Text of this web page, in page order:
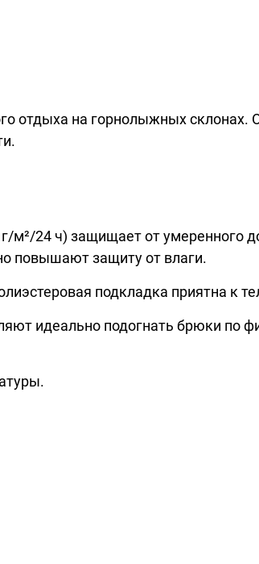
отдыха на горнолыжных склонах.
м²/24 ч) защищает от умеренного
повышают защиту от влаги.
подкладка приятна к
идеально подогнать брюки по